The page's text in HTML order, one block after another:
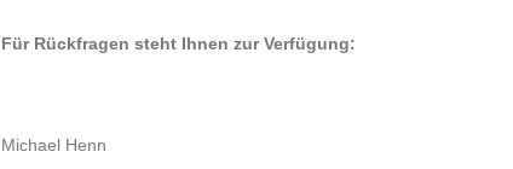
Für Rückfragen steht Ihnen zur Verfügung:
Michael Henn